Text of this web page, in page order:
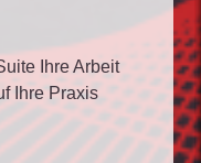
Ihre Arbeit
Ihre Praxis